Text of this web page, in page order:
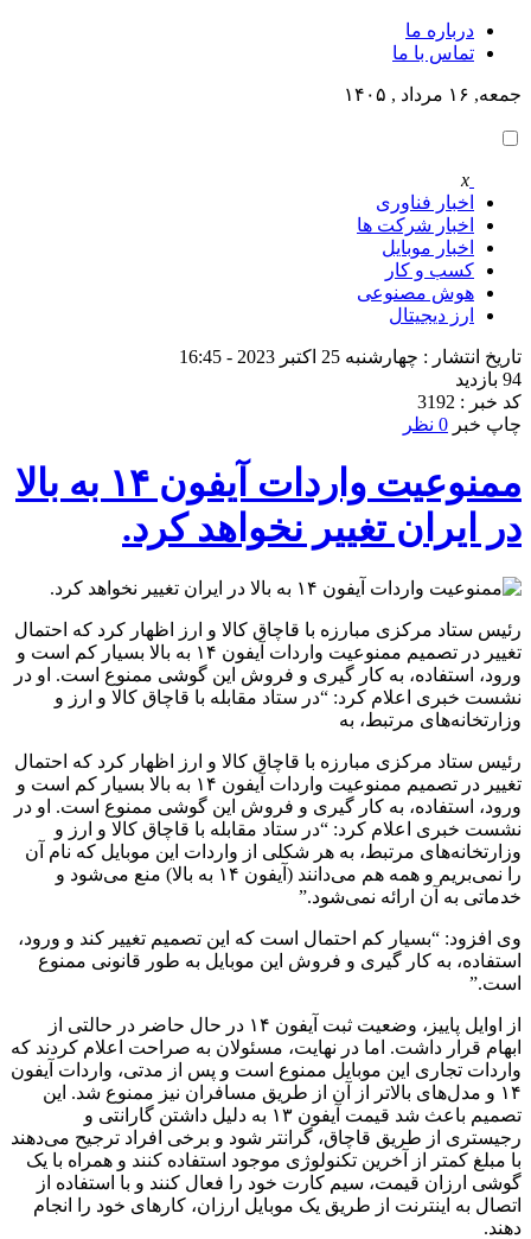
درباره ما
تماس با ما
جمعه, ۱۶ مرداد , ۱۴۰۵
x
اخبار فناوری
اخبار شرکت ها
اخبار موبایل
کسب و کار
هوش مصنوعی
ارز دیجیتال
تاریخ انتشار : چهارشنبه 25 اکتبر 2023 - 16:45
94 بازدید
کد خبر : 3192
چاپ خبر 0 نظر
ممنوعیت واردات آیفون ۱۴ به بالا
در ایران تغییر نخواهد کرد.
رئیس ستاد مرکزی مبارزه با قاچاق کالا و ارز اظهار کرد که احتمال
تغییر در تصمیم ممنوعیت واردات آیفون ۱۴ به بالا بسیار کم است و
ورود، استفاده، به کار گیری و فروش این گوشی ممنوع است. او در
نشست خبری اعلام کرد: “در ستاد مقابله با قاچاق کالا و ارز و
وزارتخانه‌های مرتبط، به
رئیس ستاد مرکزی مبارزه با قاچاق کالا و ارز اظهار کرد که احتمال
تغییر در تصمیم ممنوعیت واردات آیفون ۱۴ به بالا بسیار کم است و
ورود، استفاده، به کار گیری و فروش این گوشی ممنوع است. او در
نشست خبری اعلام کرد: “در ستاد مقابله با قاچاق کالا و ارز و
وزارتخانه‌های مرتبط، به هر شکلی از واردات این موبایل که نام آن
را نمی‌بریم و همه هم می‌دانند (آیفون ۱۴ به بالا) منع می‌شود و
خدماتی به آن ارائه نمی‌شود.”
وی افزود: “بسیار کم احتمال است که این تصمیم تغییر کند و ورود،
استفاده، به کار گیری و فروش این موبایل به طور قانونی ممنوع
است.”
از اوایل پاییز، وضعیت ثبت آیفون ۱۴ در حال حاضر در حالتی از
ابهام قرار داشت. اما در نهایت، مسئولان به صراحت اعلام کردند که
واردات تجاری این موبایل ممنوع است و پس از مدتی، واردات آیفون
۱۴ و مدل‌های بالاتر از آن از طریق مسافران نیز ممنوع شد. این
تصمیم باعث شد قیمت آیفون ۱۳ به دلیل داشتن گارانتی و
رجیستری از طریق قاچاق، گرانتر شود و برخی افراد ترجیح می‌دهند
با مبلغ کمتر از آخرین تکنولوژی موجود استفاده کنند و همراه با یک
گوشی ارزان قیمت، سیم کارت خود را فعال کنند و با استفاده از
اتصال به اینترنت از طریق یک موبایل ارزان، کارهای خود را انجام
دهند.